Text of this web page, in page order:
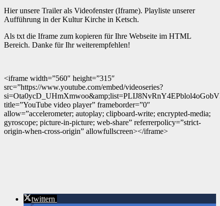
Hier unsere Trailer als Videofenster (Iframe). Playliste unserer
Aufführung in der Kultur Kirche in Ketsch.
Als txt die Iframe zum kopieren für Ihre Webseite im HTML
Bereich. Danke für Ihr weiterempfehlen!
<iframe width=”560″ height=”315″
src=”https://www.youtube.com/embed/videoseries?
title=”YouTube video player” frameborder=”0″
allow=”accelerometer; autoplay; clipboard-write; encrypted-media;
gyroscope; picture-in-picture; web-share” referrerpolicy=”strict-
origin-when-cross-origin” allowfullscreen></iframe>
twittern